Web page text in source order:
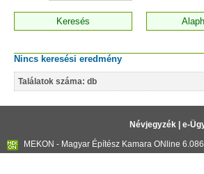
Nincs keresési eredmény
Találatok száma: db
Névjegyzék| e-
MEKON - Magyar Építész Kamara ONline 6.086